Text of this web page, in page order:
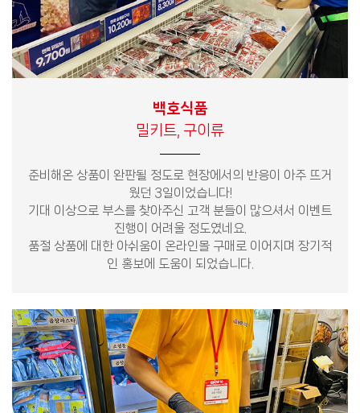
백호식품
밀키트, 구이류
준비해온 상품이 완판될 정도로 현장에서의 반응이 아주 뜨거
웠던 3일이었습니다!
기대 이상으로 부스를 찾아주신 고객 분들이 많으셔서 이벤트
진행이 어려울 정도였네요.
품절 상품에 대한 아쉬움이 온라인몰 구매로 이어지며 장기적
인 홍보에 도움이 되었습니다.